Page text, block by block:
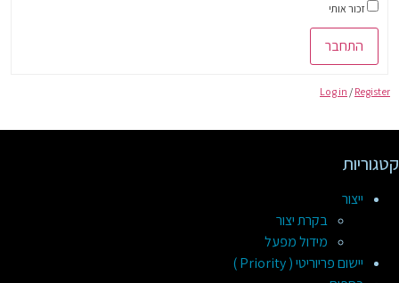
זכור אותי
התחבר
Log in / Register
קטגוריות
ייצור
בקרת יצור
מידול מפעל
יישום פריוריטי ( Priority )